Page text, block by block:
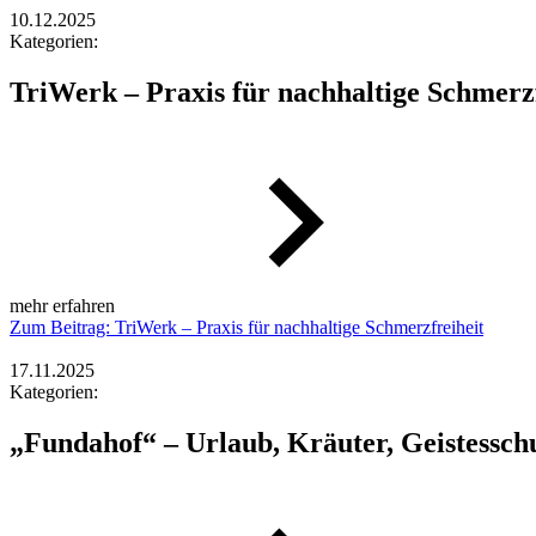
10.12.2025
Kategorien:
TriWerk – Praxis für nachhaltige
mehr erfahren
Zum Beitrag: TriWerk – Praxis für nachhaltige Schmerzfreiheit
17.11.2025
Kategorien:
„Fundahof“ – Urlaub, Kräuter,